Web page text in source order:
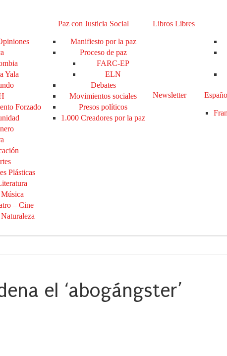
Yala
Forzado
Plásticas
Música
– Cine
Paz con Justicia Social
Manifiesto por la paz
Proceso de paz
FARC-EP
ELN
Debates
Movimientos sociales
Presos políticos
1.000 Creadores por la paz
Libros Libres
Newsletter
el ‘abogángster’